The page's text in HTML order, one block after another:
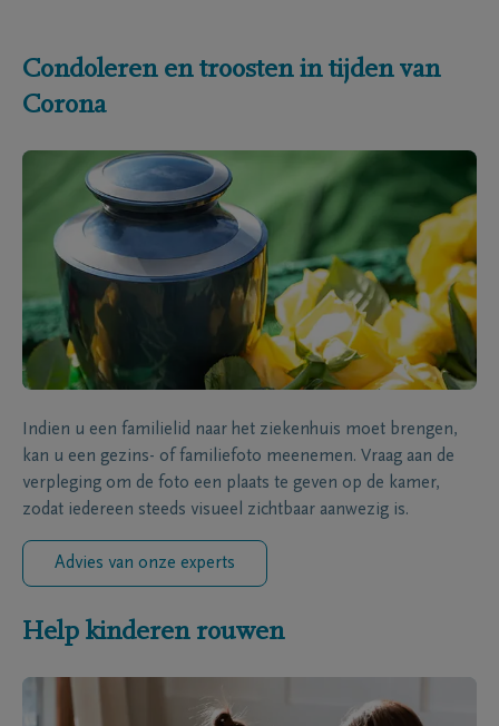
Condoleren en troosten in tijden van
Corona
Indien u een familielid naar het ziekenhuis moet brengen,
kan u een gezins- of familiefoto meenemen. Vraag aan de
verpleging om de foto een plaats te geven op de kamer,
zodat iedereen steeds visueel zichtbaar aanwezig is.
Advies van onze experts
Help kinderen rouwen